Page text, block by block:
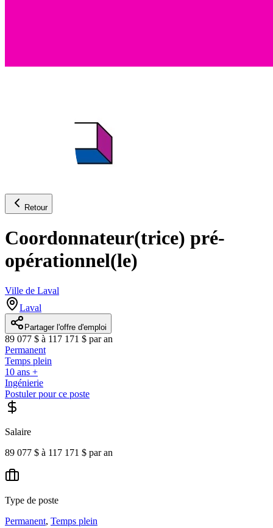
Retour
Coordonnateur(trice) pré-
opérationnel(le)
Ville de Laval
Laval
Partager l'offre d'emploi
89 077 $ à 117 171 $ par an
Permanent
Temps plein
10 ans +
Ingénierie
Postuler pour ce poste
Salaire
89 077 $ à 117 171 $ par an
Type de poste
Permanent, Temps plein